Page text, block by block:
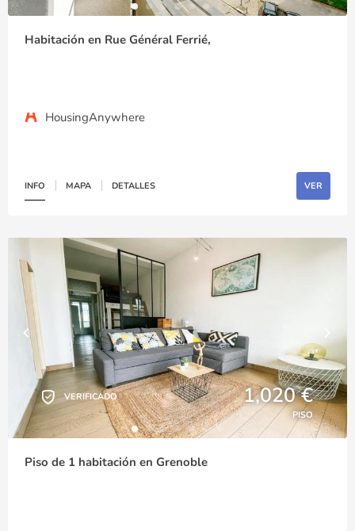
Habitación en Rue Général Ferrié,
HousingAnywhere
INFO MAPA DETALLES VER
VERIFICADO 1,020 €
PISO
Piso de 1 habitación en Grenoble